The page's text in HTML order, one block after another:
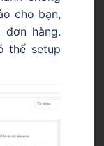
cho bạn,
hàng.
thể setup